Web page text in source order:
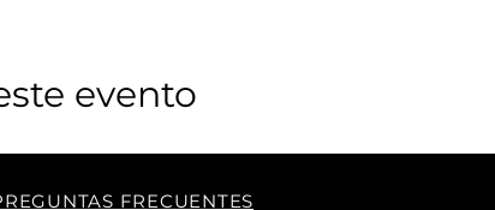
evento
FRECUENTES